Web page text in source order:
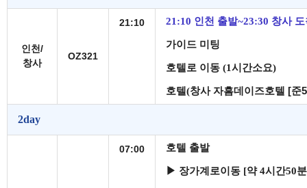
인천/
창사
OZ321
21:10 21:10 인천 출발~23:30 창사
가이드 미팅
호텔로 이동 (1시간소요)
호텔(창사자흠데이즈호텔 [준
2day
07:00 호텔 출발
▶ 장가계로이동 [약4시간50